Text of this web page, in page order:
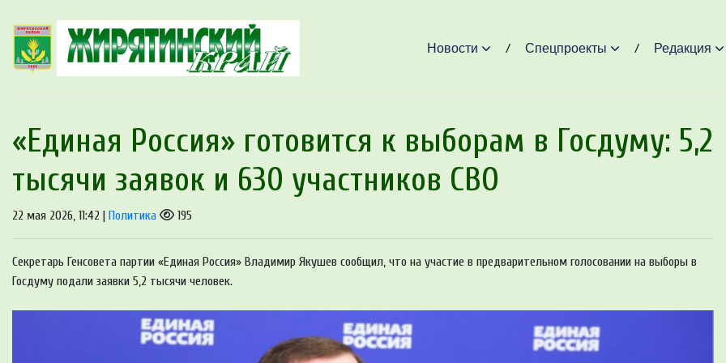
Новости Спецпроекты Редакция
«Единая Россия» готовится к выборам в Госдуму: 5,2
тысячи заявок и 630 участников СВО
22 мая 2026, 11:42 | Политика 195
Секретарь Генсовета партии «Единая Россия» Владимир Якушев сообщил, что на участие в предварительном голосовании на выборы в
Госдуму подали заявки 5,2 тысячи человек.